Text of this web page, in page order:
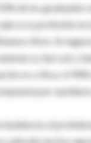
de los graduados
su profesión en
Aires. En
San Luis y
es crítica: el 90%
por auxiliares.
tendencia, el